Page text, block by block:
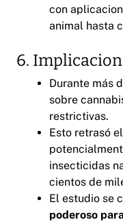
con
animal hasta
6.
Durante más
sobre
restrictivas.
Esto retrasó
insecticidas
cientos de
El estudio se
poderoso